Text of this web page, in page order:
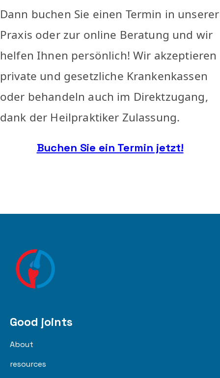
Dann buchen Sie einen Termin in unserer
Praxis oder zur online Beratung und wir
helfen Ihnen persönlich! Wir akzeptieren
private und gesetzliche Krankenkassen
oder behandeln auch im Direktzugang,
dank der Heilpraktiker Zulassung.
Buchen Sie ein Termin jetzt!
Good joints
About
resources